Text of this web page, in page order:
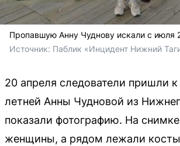
Пропавшую Анну Чуднову искали с июля
Источник: Паблик «Инцидент Нижний
20 апреля следователи пришли
летней Анны Чудновой из
показали фотографию. На
женщины, а рядом лежали